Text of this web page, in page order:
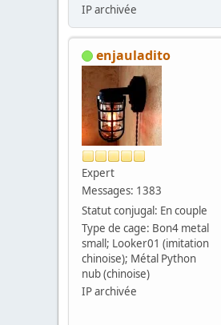
IP archivée
enjauladito
Expert
Messages: 1383
Statut conjugal: En couple
Type de cage: Bon4 metal
small; Looker01 (imitation
chinoise); Métal Python
nub (chinoise)
IP archivée